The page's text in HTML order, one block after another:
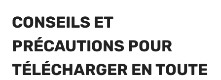
CONSEILS ET
PRÉCAUTIONS POUR
TÉLÉCHARGER EN TOUTE